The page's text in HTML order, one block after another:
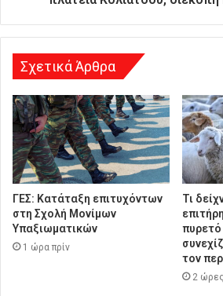
ν
Σχετικά Άρθρα
ΓΕΣ: Κατάταξη επιτυχόντων
στη Σχολή Μονίμων
Υπαξιωματικών
1 ώρα πρίν
Τι
τον
2